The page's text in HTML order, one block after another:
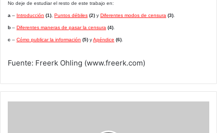
No deje de estudiar el resto de este trabajo en:
a – Introducción (1), Puntos débiles (2) y Diferentes modos de censura (3).
b – Diferentes maneras de pasar la censura (4).
c – Cómo publicar la información (5) yApéndice (6).
Fuente: Freerk Ohling (www.freerk.com)